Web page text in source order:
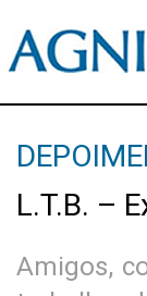
L.T.B. –
Amigos,